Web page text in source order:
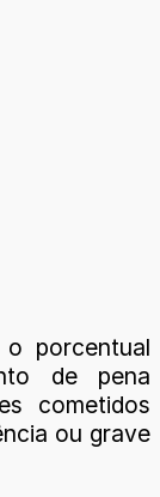
porcentual
de pena
cometidos
ou grave